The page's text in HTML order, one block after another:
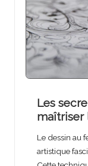
Les
maîtriser
Le dessin au
artistique